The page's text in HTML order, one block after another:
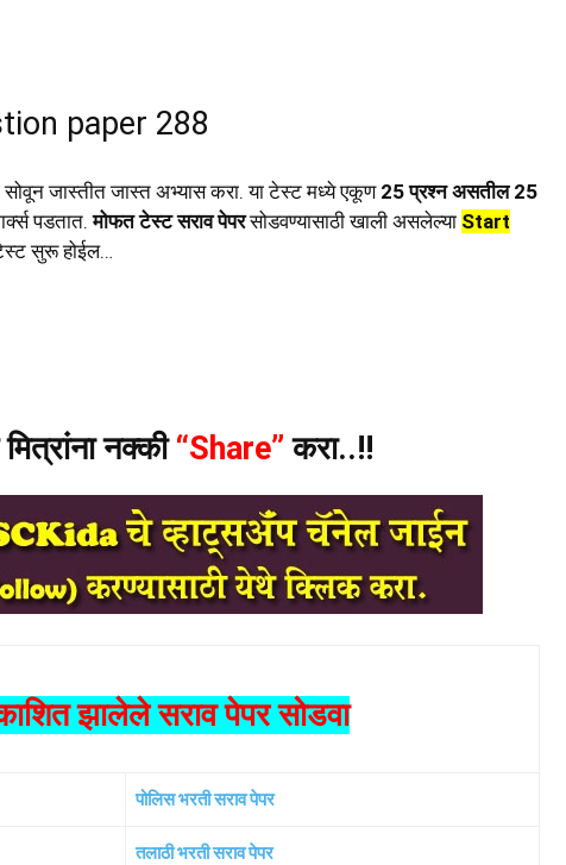
paper 288
सोवून जास्तीत जास्त अभ्यास करा. या टेस्ट मध्ये एकूण 25 प्रश्न असतील 25
पडतात.मोफत टेस्ट सराव पेपरसोडवण्यासाठी खाली असलेल्या Start
सुरू होईल…
नक्की“Share” करा..!!
झालेले सराव पेपर सोडवा
पोलिस भरती सराव पेपर
तलाठी भरती सराव पेपर